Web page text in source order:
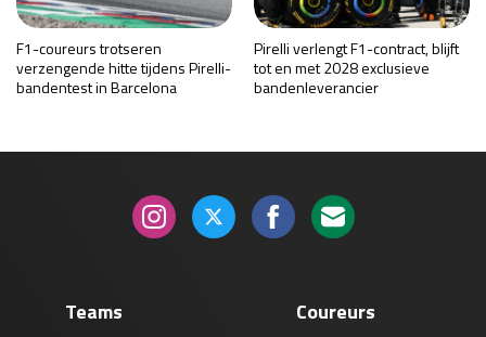
F1-coureurs trotseren
verzengende hitte tijdens Pirelli-
bandentest in Barcelona
Pirelli verlengt F1-contract, blijft
tot en met 2028 exclusieve
bandenleverancier
Teams Coureurs